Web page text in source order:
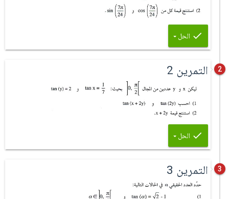
الحل
2 التمرين 2
الحل
3 التمرين 3